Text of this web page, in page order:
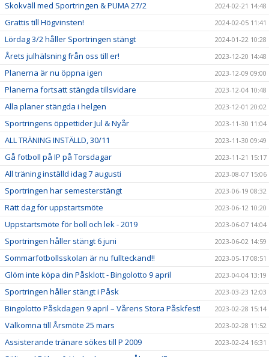
Skokväll med Sportringen & PUMA 27/2 2024-02-21 14:48
Grattis till Högvinsten! 2024-02-05 11:41
Lördag 3/2 håller Sportringen stängt 2024-01-22 10:28
Årets julhälsning från oss till er! 2023-12-20 14:48
Planerna är nu öppna igen 2023-12-09 09:00
Planerna fortsatt stängda tillsvidare 2023-12-04 10:48
Alla planer stängda i helgen 2023-12-01 20:02
Sportringens öppettider Jul & Nyår 2023-11-30 11:04
ALL TRÄNING INSTÄLLD, 30/11 2023-11-30 09:49
Gå fotboll på IP på Torsdagar 2023-11-21 15:17
All träning inställd idag 7 augusti 2023-08-07 15:06
Sportringen har semesterstängt 2023-06-19 08:32
Rätt dag för uppstartsmöte 2023-06-12 10:20
Uppstartsmöte för boll och lek - 2019 2023-06-07 14:04
Sportringen håller stängt 6 juni 2023-06-02 14:59
Sommarfotbollsskolan är nu fullteckand!! 2023-05-17 08:51
Glöm inte köpa din Påsklott - Bingolotto 9 april 2023-04-04 13:19
Sportringen håller stängt i Påsk 2023-03-23 12:03
Bingolotto Påskdagen 9 april – Vårens Stora Påskfest! 2023-02-28 15:14
Välkomna till Årsmöte 25 mars 2023-02-28 11:52
Assisterande tränare sökes till P 2009 2023-02-24 16:31